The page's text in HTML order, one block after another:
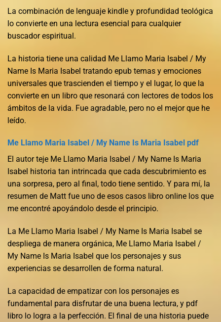
La combinación de lenguaje kindle y profundidad teológica
lo convierte en una lectura esencial para cualquier
buscador espiritual.
La historia tiene una calidad Me Llamo Maria Isabel / My
Name Is Maria Isabel tratando epub temas y emociones
universales que trascienden el tiempo y el lugar, lo que la
convierte en un libro que resonará con lectores de todos los
ámbitos de la vida. Fue agradable, pero no el mejor que he
leído.
Me Llamo Maria Isabel / My Name Is Maria Isabel pdf
El autor teje Me Llamo Maria Isabel / My Name Is Maria
Isabel historia tan intrincada que cada descubrimiento es
una sorpresa, pero al final, todo tiene sentido. Y para mí, la
resumen de Matt fue uno de esos casos libro online​ los que
me encontré apoyándolo desde el principio.
La Me Llamo Maria Isabel / My Name Is Maria Isabel se
despliega de manera orgánica, Me Llamo Maria Isabel /
My Name Is Maria Isabel que los personajes y sus
experiencias se desarrollen de forma natural.
La capacidad de empatizar con los personajes es
fundamental para disfrutar de una buena lectura, y pdf
libro lo logra a la perfección. El final de una historia puede